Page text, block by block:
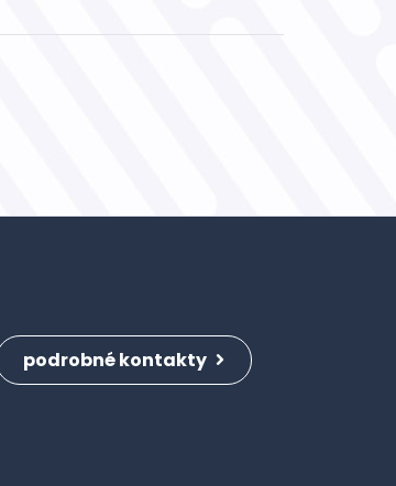
podrobné kontakty